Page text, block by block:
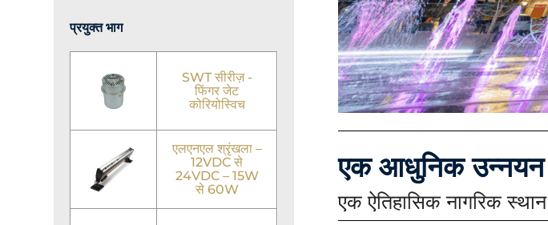
प्रयुक्त भाग
SWT सीरीज़ -
फिंगर जेट
कोरियोस्विच
एलएनएल श्रृंखला –
12VDC से
24VDC – 15W
से 60W
एक आधुनिक उन्नयन
एक ऐतिहासिक नागरिक स्थान